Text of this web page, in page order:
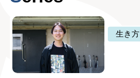
生き方